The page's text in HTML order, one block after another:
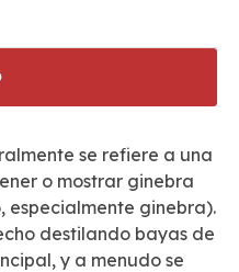
se refiere a una
o mostrar ginebra
especialmente ginebra).
destilando bayas de
y a menudo se